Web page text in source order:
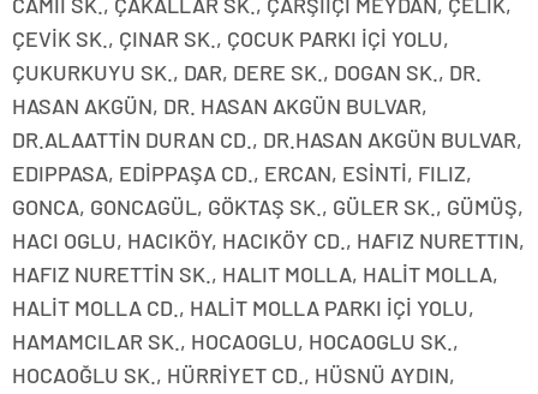
ÇEVİK SK., ÇINAR SK., ÇOCUK PARKI İÇİ YOLU,
ÇUKURKUYU SK., DAR, DERE SK., DOGAN SK., DR.
HASAN AKGÜN, DR. HASAN AKGÜN BULVAR,
DR.ALAATTİN DURAN CD., DR.HASAN AKGÜN BULVAR,
EDIPPASA, EDİPPAŞA CD., ERCAN, ESİNTİ, FILIZ,
GONCA, GONCAGÜL, GÖKTAŞ SK., GÜLER SK., GÜMÜŞ,
HACI OGLU, HACIKÖY, HACIKÖY CD., HAFIZ NURETTIN,
HAFIZ NURETTİN SK., HALIT MOLLA, HALİT MOLLA,
HALİT MOLLA CD., HALİT MOLLA PARKI İÇİ YOLU,
HAMAMCILAR SK., HOCAOGLU, HOCAOGLU SK.,
HOCAOĞLU SK., HÜRRİYET CD., HÜSNÜ AYDIN,